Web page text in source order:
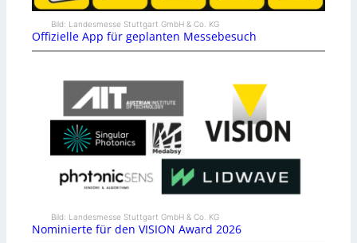
Bild: Landesmesse Stuttgart GmbH & Co. KG
Offizielle App für geplanten Messebesuch
Bild: Landesmesse Stuttgart GmbH & Co. KG
Nominierte für den VISION Award 2026